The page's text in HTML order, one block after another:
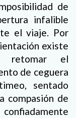
de
infalible
el viaje. Por
existe
retomar el
de ceguera
sentado
compasión de